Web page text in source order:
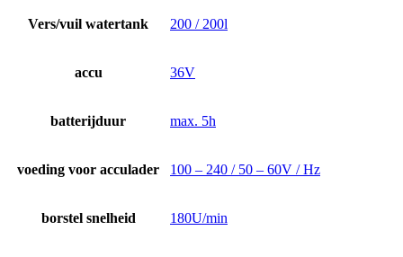
Vers/vuil watertank 200 / 200l
accu 36V
batterijduur max. 5h
voeding voor acculader 100 – 240 / 50 – 60V / Hz
borstel snelheid 180U/min